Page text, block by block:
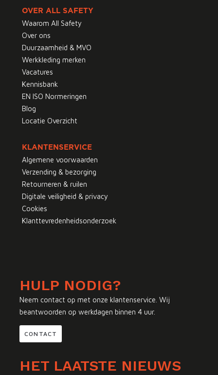
OVER ALL SAFETY
Waarom All Safety
Over ons
Duurzaamheid & MVO
Werkkleding merken
Vacatures
Kennisbank
EN ISO Normeringen
Blog
Locatie Overzicht
KLANTENSERVICE
Algemene voorwaarden
Verzending & bezorging
Retourneren & ruilen
Digitale veiligheid & privacy
Cookies
Klanttevredenheidsonderzoek
HULP NODIG?
Neem contact op met onze klantenservice. Wij
beantwoorden op werkdagen binnen 4 uur.
CONTACT
HET LAATSTE NIEUWS